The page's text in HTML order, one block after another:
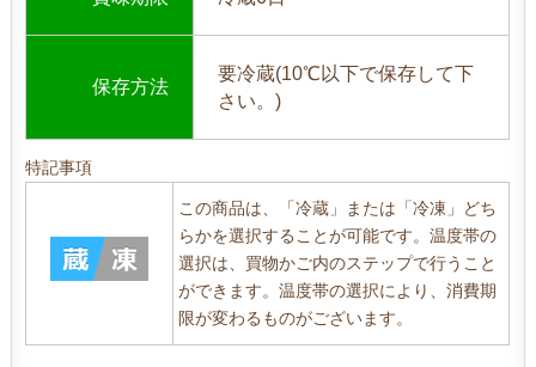
保存方法
要冷蔵(10℃以下で保存して下
さい。)
特記事項
この商品は、「冷蔵」または「冷凍」どち
らかを選択することが可能です。温度帯の
選択は、買物かご内のステップで行うこと
ができます。温度帯の選択により、消費期
限が変わるものがございます。